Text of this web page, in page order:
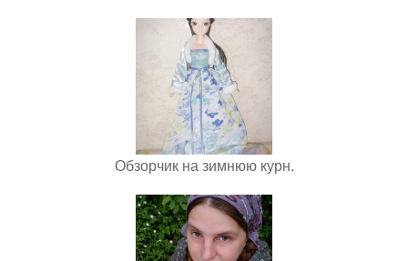
Обзорчик на зимнюю курн.